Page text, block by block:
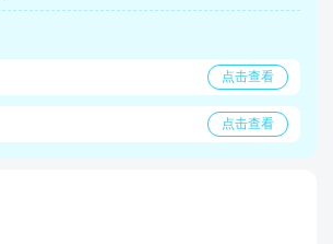
点击查看
点击查看